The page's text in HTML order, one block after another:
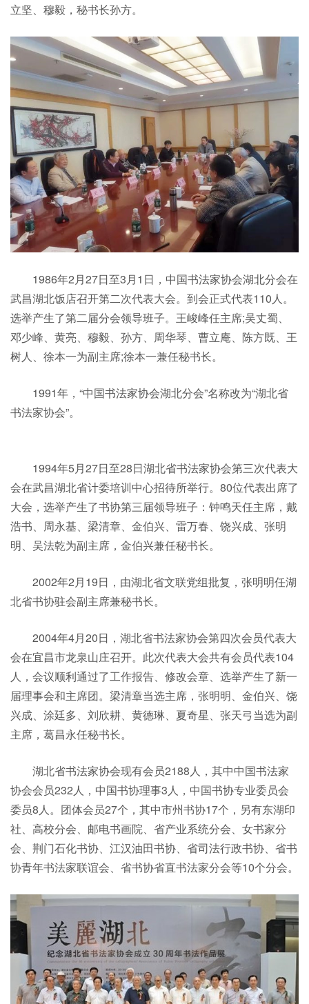
立坚、穆毅，秘书长孙方。
1986年2月27日至3月1日，中国书法家协会湖北分会在
武昌湖北饭店召开第二次代表大会。到会正式代表110人。
选举产生了第二届分会领导班子。王峻峰任主席;吴丈蜀、
邓少峰、黄亮、穆毅、孙方、周华琴、曹立庵、陈方既、王
树人、徐本一为副主席;徐本一兼任秘书长。
1991年，“中国书法家协会湖北分会”名称改为“湖北省
书法家协会”。
1994年5月27日至28日湖北省书法家协会第三次代表大
会在武昌湖北省计委培训中心招待所举行。80位代表出席了
大会，选举产生了书协第三届领导班子：钟鸣天任主席，戴
浩书、周永基、梁清章、金伯兴、雷万春、饶兴成、张明
明、吴法乾为副主席，金伯兴兼任秘书长。
2002年2月19日，由湖北省文联党组批复，张明明任湖
北省书协驻会副主席兼秘书长。
2004年4月20日，湖北省书法家协会第四次会员代表大
会在宜昌市龙泉山庄召开。此次代表大会共有会员代表104
人，会议顺利通过了工作报告、修改会章、选举产生了新一
届理事会和主席团。梁清章当选主席，张明明、金伯兴、饶
兴成、涂廷多、刘欣耕、黄德琳、夏奇星、张天弓当选为副
主席，葛昌永任秘书长。
湖北省书法家协会现有会员2188人，其中中国书法家
协会会员232人，中国书协理事3人，中国书协专业委员会
委员8人。团体会员27个，其中市州书协17个，另有东湖印
社、高校分会、邮电书画院、省产业系统分会、女书家分
会、荆门石化书协、江汉油田书协、省司法行政书协、省书
协青年书法家联谊会、省书协省直书法家分会等10个分会。